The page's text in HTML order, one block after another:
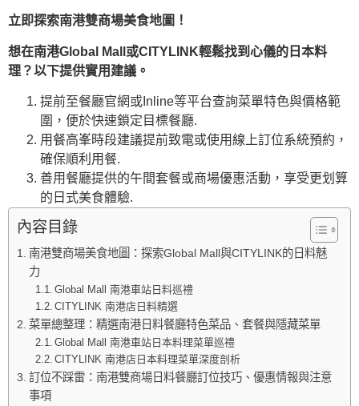
立即探索南港雙商場美食地圖！
想在南港Global Mall或CITYLINK輕鬆找到心儀的日本料
理？以下提供實用建議。
提前至餐廳官網或Inline等平台查詢菜單特色與價格範
圍，便於快速鎖定目標餐廳.
用餐高峯時段建議提前致電或使用線上訂位系統預約，
確保順利用餐.
善用餐廳提供的午間套餐或商場優惠活動，享受更划算
的日式美食體驗.
內容目錄
南港雙商場美食地圖：探索Global Mall與CITYLINK的日料魅
力
Global Mall 南港車站日料巡禮
CITYLINK 南港店日料精選
菜單總整理：精選南港日料餐廳特色菜品、套餐與隱藏菜單
Global Mall 南港車站日本料理菜單巡禮
CITYLINK 南港店日本料理菜單深度剖析
訂位不踩雷：南港雙商場日料餐廳訂位技巧、優惠情報與注意
事項